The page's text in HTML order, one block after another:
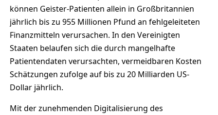
können Geister-Patienten allein in Großbritannien
jährlich bis zu 955 Millionen Pfund an fehlgeleiteten
Finanzmitteln verursachen. In den Vereinigten
Staaten belaufen sich die durch mangelhafte
Patientendaten verursachten, vermeidbaren Kosten
Schätzungen zufolge auf bis zu 20 Milliarden US-
Dollar jährlich.
Mit der zunehmenden Digitalisierung des